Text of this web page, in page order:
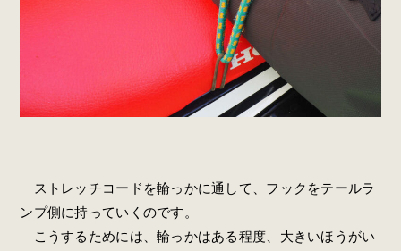
ストレッチコードを輪っかに通して、フックをテールラ
ンプ側に持っていくのです。
こうするためには、輪っかはある程度、大きいほうがい